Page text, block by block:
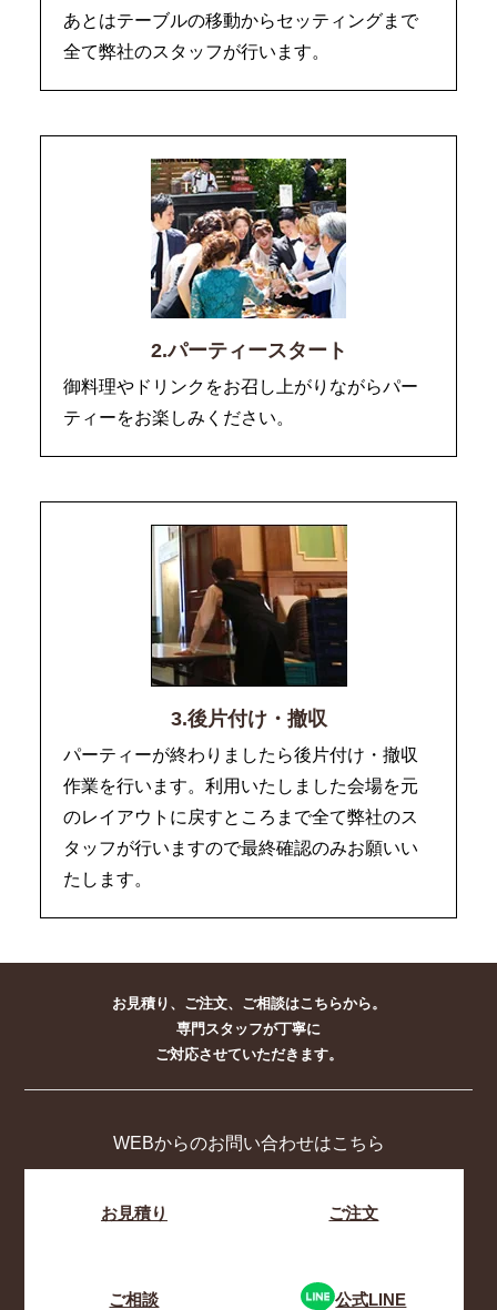
あとはテーブルの移動からセッティングまで
全て弊社のスタッフが行います。
2.パーティースタート
御料理やドリンクをお召し上がりながらパー
ティーをお楽しみください。
3.後片付け・撤収
パーティーが終わりましたら後片付け・撤収
作業を行います。利用いたしました会場を元
のレイアウトに戻すところまで全て弊社のス
タッフが行いますので最終確認のみお願いい
たします。
お見積り、ご注文、ご相談はこちらから。
専門スタッフが丁寧に
ご対応させていただきます。
WEBからのお問い合わせはこちら
お見積り ご注文
ご相談 公式LINE